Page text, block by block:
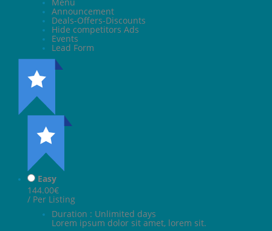
Announcement
Deals-Offers-Discounts
Hide competitors Ads
Events
Lead Form
Easy
144.00€
/ Per Listing
Duration : Unlimited days
Lorem ipsum dolor sit amet, lorem sit.